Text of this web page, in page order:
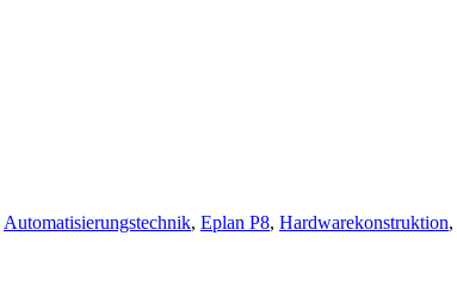
Automatisierungstechnik, Eplan P8, Hardwarekonstruktion,